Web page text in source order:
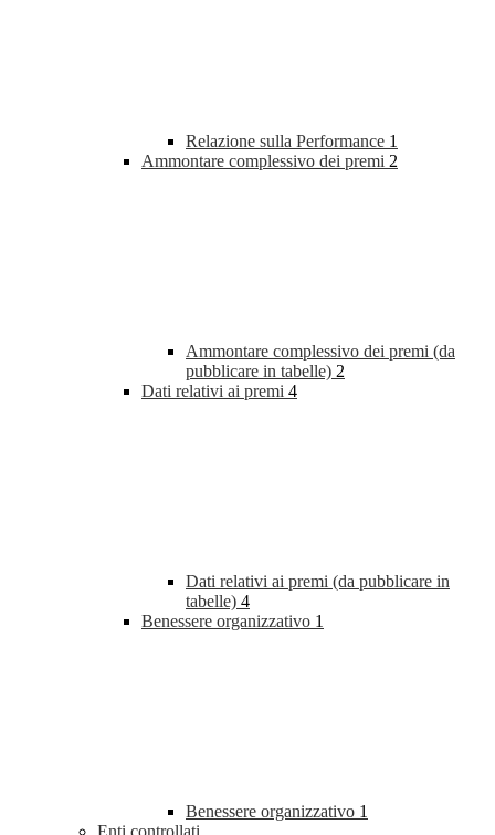
Relazione sulla Performance 1
Ammontare complessivo dei premi 2
Ammontare complessivo dei premi (da
pubblicare in tabelle) 2
Dati relativi ai premi 4
Dati relativi ai premi (da pubblicare in
tabelle) 4
Benessere organizzativo 1
Benessere organizzativo 1